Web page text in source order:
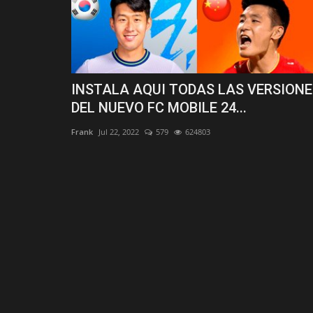
INSTALA AQUI TODAS LAS
DEL NUEVO FC MOBILE 24...
Frank Jul 22, 2022 579 624803